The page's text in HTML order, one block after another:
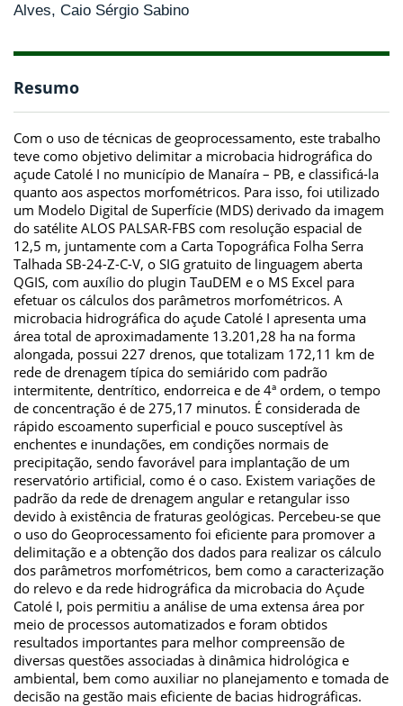
Alves, Caio Sérgio Sabino
Resumo
Com o uso de técnicas de geoprocessamento, este trabalho
teve como objetivo delimitar a microbacia hidrográfica do
açude Catolé I no município de Manaíra – PB, e classificá-la
quanto aos aspectos morfométricos. Para isso, foi utilizado
um Modelo Digital de Superfície (MDS) derivado da imagem
do satélite ALOS PALSAR-FBS com resolução espacial de
12,5 m, juntamente com a Carta Topográfica Folha Serra
Talhada SB-24-Z-C-V, o SIG gratuito de linguagem aberta
QGIS, com auxílio do plugin TauDEM e o MS Excel para
efetuar os cálculos dos parâmetros morfométricos. A
microbacia hidrográfica do açude Catolé I apresenta uma
área total de aproximadamente 13.201,28 ha na forma
alongada, possui 227 drenos, que totalizam 172,11 km de
rede de drenagem típica do semiárido com padrão
intermitente, dentrítico, endorreica e de 4ª ordem, o tempo
de concentração é de 275,17 minutos. É considerada de
rápido escoamento superficial e pouco susceptível às
enchentes e inundações, em condições normais de
precipitação, sendo favorável para implantação de um
reservatório artificial, como é o caso. Existem variações de
padrão da rede de drenagem angular e retangular isso
devido à existência de fraturas geológicas. Percebeu-se que
o uso do Geoprocessamento foi eficiente para promover a
delimitação e a obtenção dos dados para realizar os cálculo
dos parâmetros morfométricos, bem como a caracterização
do relevo e da rede hidrográfica da microbacia do Açude
Catolé I, pois permitiu a análise de uma extensa área por
meio de processos automatizados e foram obtidos
resultados importantes para melhor compreensão de
diversas questões associadas à dinâmica hidrológica e
ambiental, bem como auxiliar no planejamento e tomada de
decisão na gestão mais eficiente de bacias hidrográficas.